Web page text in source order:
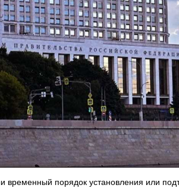
временный порядок установления или